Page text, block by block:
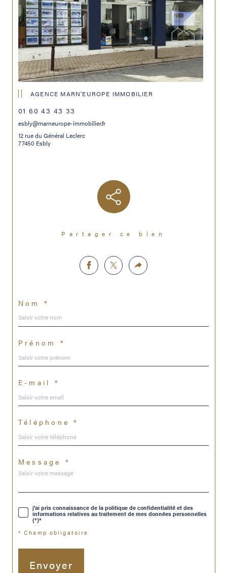
AGENCE MARN'EUROPE IMMOBILIER
01 60 43 43 33
esbly@marneurope-immobilier.fr
12 rue du Général Leclerc
77450 Esbly
Partager ce bien
Nom *
Prénom *
E-mail *
Téléphone *
Message *
j'ai pris connaissance de la politique de confidentialité et des
informations relatives au traitement de mes données personnelles
(*)*
* Champ obligatoire
Envoyer